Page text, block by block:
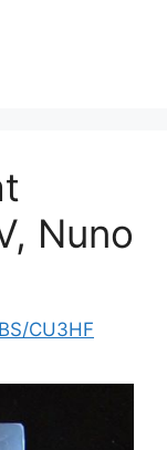
Nuno
CU3HF